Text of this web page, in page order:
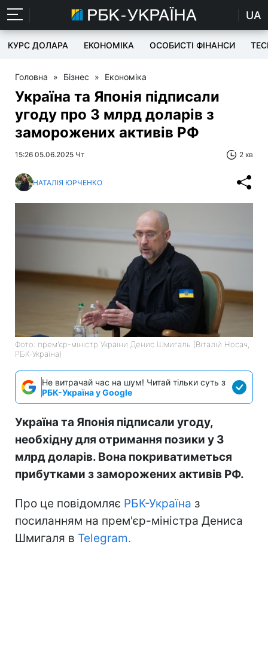
UA
КУРС ДОЛАРА ЕКОНОМІКА ОСОБИСТІ ФІНАНСИ
Головна » Бізнес » Економіка
Україна та Японія підписали
угоду про 3 млрд доларів з
заморожених активів РФ
15:26 05.06.2025 Чт 2 хв
НАТАЛІЯ ЮРЧЕНКО
Фото: прем'єр-міністр України Денис Шмигаль (Віталій Носач,
РБК-Україна)
Не витрачай час на шум! Читай тільки суть з
РБК-Україна у Google
Україна та Японія підписали угоду,
необхідну для отримання позики у 3
млрд доларів. Вона покриватиметься
прибутками з заморожених активів РФ.
Про це повідомляє РБК-Україна з
посиланням на прем'єр-міністра Дениса
Шмигаля в Telegram.